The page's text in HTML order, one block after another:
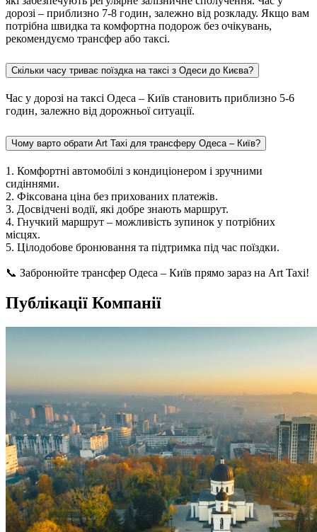
дорозі – приблизно 7-8 годин, залежно від розкладу. Якщо вам
потрібна швидка та комфортна подорож без очікувань,
рекомендуємо трансфер або таксі.
Скільки часу триває поїздка на таксі з Одеси до Києва?
Час у дорозі на таксі Одеса – Київ становить приблизно 5-6
годин, залежно від дорожньої ситуації.
Чому варто обрати Art Taxi для трансферу Одеса – Київ?
1. Комфортні автомобілі з кондиціонером і зручними
сидіннями.
2. Фіксована ціна без прихованих платежів.
3. Досвідчені водії, які добре знають маршрут.
4. Гнучкий маршрут – можливість зупинок у потрібних
місцях.
5. Цілодобове бронювання та підтримка під час поїздки.
📞 Забронюйте трансфер Одеса – Київ прямо зараз на Art Taxi!
Публікації Компанії